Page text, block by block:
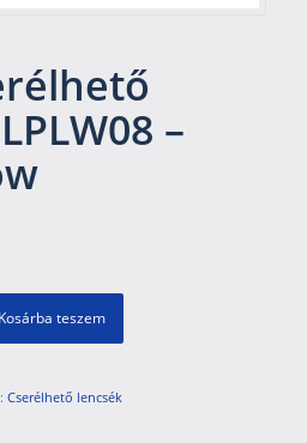
–
Kosárba teszem
Cserélhető lencsék